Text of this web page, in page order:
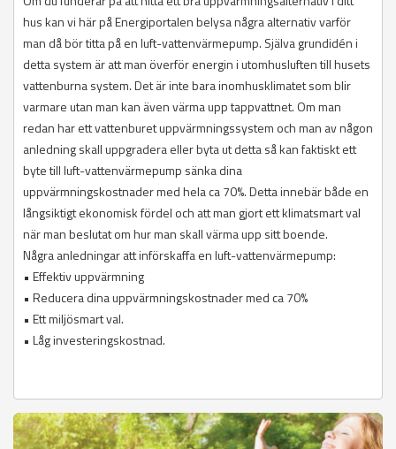
hus kan vi här på Energiportalen belysa några alternativ varför
man då bör titta på en luft-vattenvärmepump. Själva grundidén i
detta system är att man överför energin i utomhusluften till husets
vattenburna system. Det är inte bara inomhusklimatet som blir
varmare utan man kan även värma upp tappvattnet. Om man
redan har ett vattenburet uppvärmningssystem och man av någon
anledning skall uppgradera eller byta ut detta så kan faktiskt ett
byte till luft-vattenvärmepump sänka dina
uppvärmningskostnader med hela ca 70%. Detta innebär både en
långsiktigt ekonomisk fördel och att man gjort ett klimatsmart val
när man beslutat om hur man skall värma upp sitt boende.
Några anledningar att införskaffa en luft-vattenvärmepump:
• Effektiv uppvärmning
• Reducera dina uppvärmningskostnader med ca 70%
• Ett miljösmart val.
• Låg investeringskostnad.